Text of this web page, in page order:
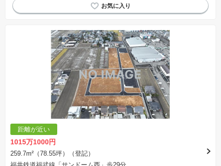
距離が近い
1015万1000円
259.7m²（78.55坪）（登記）